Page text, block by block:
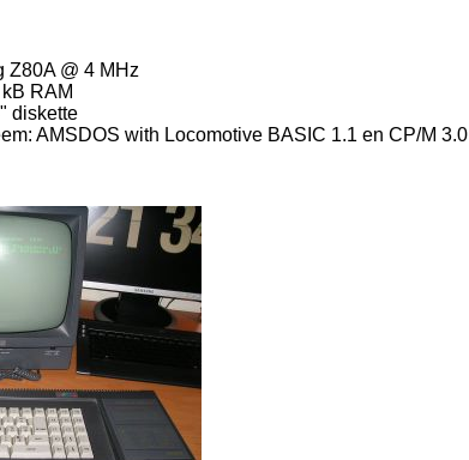
Z80A @ 4 MHz
RAM
diskette
AMSDOS with Locomotive BASIC 1.1 en CP/M 3.0